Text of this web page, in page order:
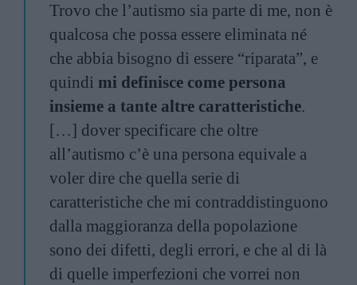
Trovo che l’autismo sia parte di me, non è
qualcosa che possa essere eliminata né
che abbia bisogno di essere “riparata”, e
quindi mi definisce come persona
insieme a tante altre caratteristiche.
[…] dover specificare che oltre
all’autismo c’è una persona equivale a
voler dire che quella serie di
caratteristiche che mi contraddistinguono
dalla maggioranza della popolazione
sono dei difetti, degli errori, e che al di là
di quelle imperfezioni che vorrei non